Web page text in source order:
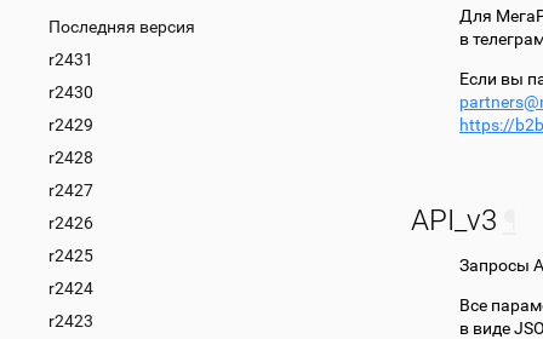
Последняя версия
r2431
r2430
r2429
r2428
r2427
r2426
r2425
r2424
r2423
Для
в
Если вы
partners@
https://
API_v3
Запросы
Все
в виде